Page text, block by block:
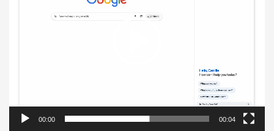
00:00 00:04